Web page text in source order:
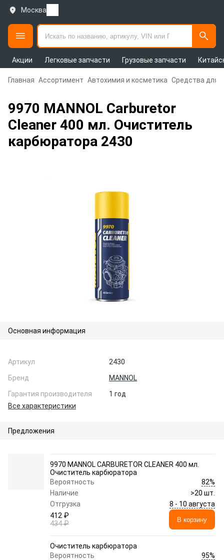
Москва
Акции Легковые запчасти Грузовые запчасти
Главная Ассортимент Автохимия и косметика Средства для
9970 MANNOL Carburetor
Cleaner 400 мл. Очиститель
карбюратора 2430
Основная информация
Артикул
2430
Бренд
MANNOL
Гарантия производителя
1 год
Все характеристики
Предложения
9970 MANNOL CARBURETOR CLEANER 400 мл.
Очиститель карбюратора
Вероятность
82%
Наличие
>20 шт.
Отгрузка
8 - 10 августа
412 ₽
434 ₽
В корзину
Очиститель карбюратора
Вероятность
95%